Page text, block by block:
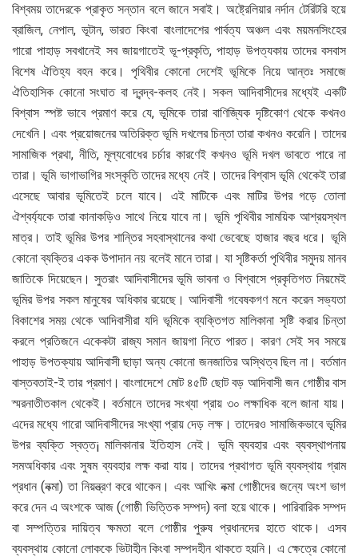
বিশ্বময় তাদেরকে প্রাকৃত সন্তান বলে জানে সবাই। অষ্ট্রেলিয়ার নর্দান টেরিটরি হয়ে
ব্রাজিল, নেপাল, ভূটান, ভারত কিংবা বাংলাদেশের পার্বত্য অঞ্চল এবং ময়মনসিংহের
গারো পাহাড় সবখানেই সব জায়গাতেই ভূ-প্রকৃতি, পাহাড় উপত্যকায় তাদের বসবাস
বিশেষ ঐতিহ্য বহন করে। পৃথিবীর কোনো দেশেই ভূমিকে নিয়ে আন্তঃ সমাজে
ঐতিহাসিক কোনো সংঘাত বা দ্বন্দ্ব-কলহ নেই। সকল আদিবাসীদের মধ্যেই একটি
বিশ্বাস স্পষ্ট ভাবে প্রমাণ করে যে, ভূমিকে তারা বাণিজ্যিক দৃষ্টিকোণ থেকে কখনও
দেখেনি। এবং প্রয়োজনের অতিরিক্ত ভূমি দখলের চিন্তা তারা কখনও করেনি। তাদের
সামাজিক প্রথা, নীতি, মূল্যবোধের চর্চার কারণেই কখনও ভূমি দখল ভাবতে পারে না
তারা। ভূমি ভাগাভাগির সংস্কৃতি তাদের মধ্যে নেই। তাদের বিশ্বাস ভূমি থেকেই তারা
এসেছে আবার ভূমিতেই চলে যাবে। এই মাটিকে এবং মাটির উপর গড়ে তোলা
ঐশ্বর্য্যকে তারা কানাকড়িও সাথে নিয়ে যাবে না। ভূমি পৃথিবীর সাময়িক আশ্রয়স্থল
মাত্র। তাই ভূমির উপর শান্তির সহবাস্থানের কথা ভেবেছে হাজার বছর ধরে। ভূমি
কোনো ব্যক্তির একক উপাদান নয় বলেই মানে তারা। যা সৃষ্টিকর্তা পৃথিবীর সমুদয় মানব
জাতিকে দিয়েছেন। সুতরাং আদিবাসীদের ভূমি ভাবনা ও বিশ্বাসে প্রকৃতিগত নিয়মেই
ভূমির উপর সকল মানুষের অধিকার রয়েছে। আদিবাসী গবেষকগণ মনে করেন সভ্যতা
বিকাশের সময় থেকে আদিবাসীরা যদি ভূমিকে ব্যক্তিগত মালিকানা সৃষ্টি করার চিন্তা
করলে প্রতিজনে একেকটা রাজ্য সমান জায়গা নিতে পারত। কারণ সেই সব সময়ে
পাহাড় উপতক্যায় আদিবাসী ছাড়া অন্য কোনো জনজাতির অস্থিত্ব ছিল না। বর্তমান
বাস্তবতাই-ই তার প্রমাণ। বাংলাদেশে মোট ৪৫টি ছোট বড় আদিবাসী জন গোষ্ঠীর বাস
স্মরনাতীতকাল থেকেই। বর্তমানে তাদের সংখ্যা প্রায় ৩০ লক্ষাধিক বলে জানা যায়।
এদের মধ্যে গারো আদিবাসীদের সংখ্যা প্রায় দেড় লক্ষ। তাদেরও সামাজিকভাবে ভূমির
উপর ব্যক্তি স্বত্ত¡ মালিকানার ইতিহাস নেই। ভূমি ব্যবহার এবং ব্যবস্থাপনায়
সমঅধিকার এবং সুষম ব্যবহার লক্ষ করা যায়। তাদের প্রথাগত ভূমি ব্যবস্থায় গ্রাম
প্রধান (নক্মা) তা নিয়ন্ত্রণ করে থাকেন। এবং আখিং নক্মা গোষ্ঠীদের জন্যে অংশ ভাগ
করে দেন এ অংশকে আজ (গোষ্ঠী ভিত্তিক সম্পদ) বলা হয়ে থাকে। পারিবারিক সম্পদ
বা সম্পত্তির দায়িত্ব ক্ষমতা বলে গোষ্ঠীর পুরুষ প্রধানদের হাতে থাকে। এসব
ব্যবস্থায় কোনো লোককে ভিটাহীন কিংবা সম্পদহীন থাকতে হয়নি। এ ক্ষেত্রে কোনো